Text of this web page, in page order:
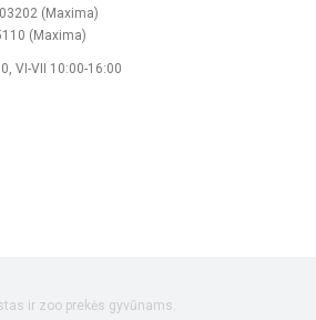
(Maxima)
(Maxima)
VI-VII 10:00-16:00
ir zoo prekės gyvūnams.